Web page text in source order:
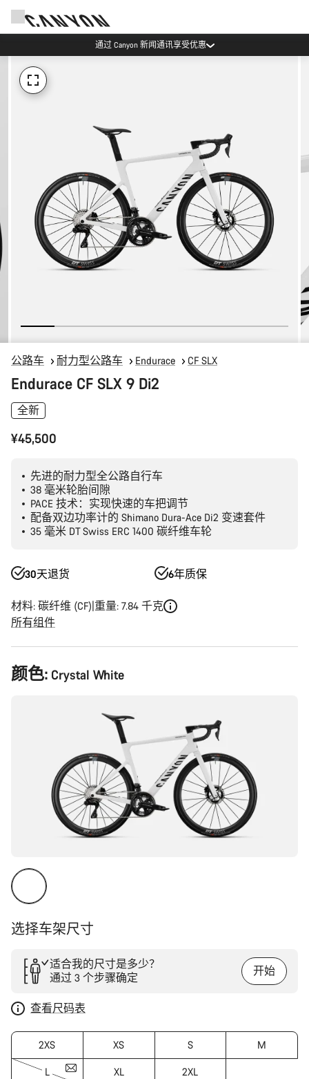
通过 Canyon 新闻通讯享受优惠
公路车 耐力型公路车 Endurace CF SLX
Endurace CF SLX 9 Di2
全新
¥45,500
先进的耐力型全公路自行车
38 毫米轮胎间隙
PACE 技术：实现快速的车把调节
配备双边功率计的 Shimano Dura-Ace Di2 变速套件
35 毫米 DT Swiss ERC 1400 碳纤维车轮
30天退货 6年质保
材料: 碳纤维 (CF) 重量: 7.84 千克
所有组件
产
品
颜色: Crystal White
选择车架尺寸
适合我的尺寸是多少？
通过 3 个步骤确定
开始
查看尺码表
2XS XS S M
L XL 2XL